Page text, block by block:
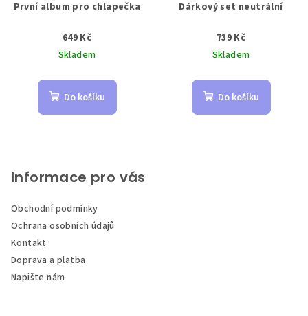
První album pro chlapečka
649 Kč
Skladem
Do košíku
Dárkový set neutrální
739 Kč
Skladem
Do košíku
Informace pro vás
Obchodní podmínky
Ochrana osobních údajů
Kontakt
Doprava a platba
Napište nám